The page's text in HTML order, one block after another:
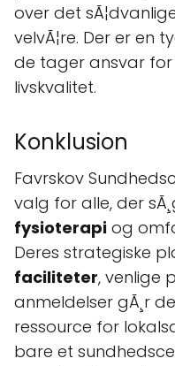
over det
velvÃ¦re. Der er en
de tager ansvar
livskvalitet.
Konklusion
Favrskov
valg for alle, der
fysioterapi og
Deres strategiske
faciliteter, venlige
anmeldelser gÃ¸r
ressource for
bare et